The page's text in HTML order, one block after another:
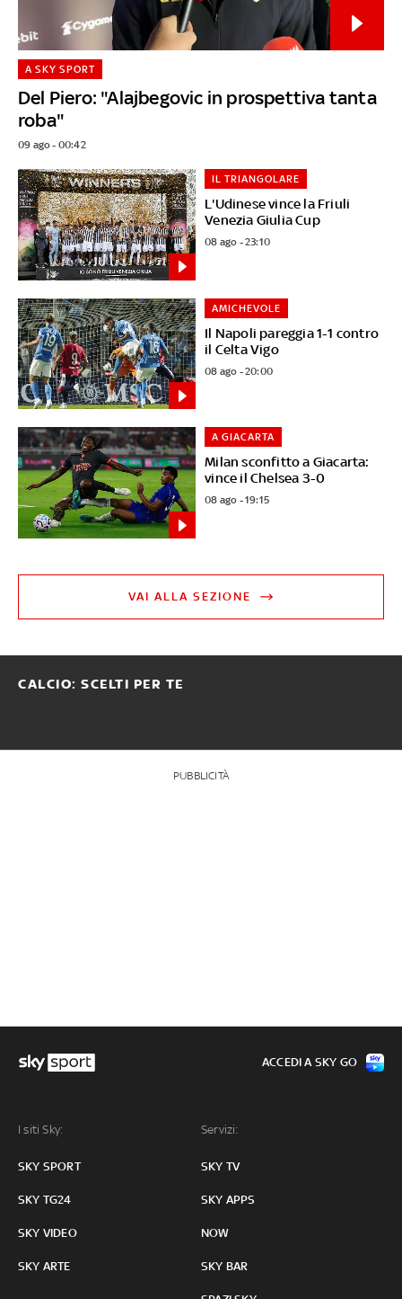
Del Piero: "Alajbegovic in prospettiva tanta
roba"
A SKY SPORT
09 ago - 00:42
L'Udinese vince la Friuli
Venezia Giulia Cup
IL TRIANGOLARE
08 ago - 23:10
Il Napoli pareggia 1-1 contro
il Celta Vigo
AMICHEVOLE
08 ago - 20:00
Milan sconfitto a Giacarta:
vince il Chelsea 3-0
A GIACARTA
08 ago - 19:15
VAI ALLA SEZIONE
CALCIO: SCELTI PER TE
PUBBLICITÀ
I siti Sky:
SKY SPORT
SKY TG24
SKY VIDEO
SKY ARTE
Servizi:
SKY TV
SKY APPS
NOW
SKY BAR
ACCEDI A SKY GO